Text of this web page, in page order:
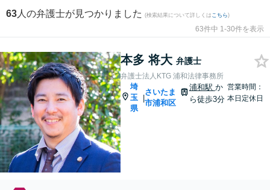
63 人の弁護士が見つかりました (検索結果について詳しくは こちら)
63件中 1-30件を表示
本多 将大 弁護士
弁護士法人KTG 浦和法律事務所
埼
玉
県
|
さいたま
市浦和区
浦和駅 か
ら徒歩3分
営業時間：
本日定休日